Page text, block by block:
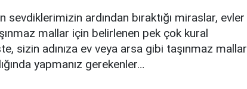
sevdiklerimizin ardından bıraktığı miraslar, evler
mallar için belirlenen pek çok kural
sizin adınıza ev veya arsa gibi taşınmaz mallar
yapmanız gerekenler…